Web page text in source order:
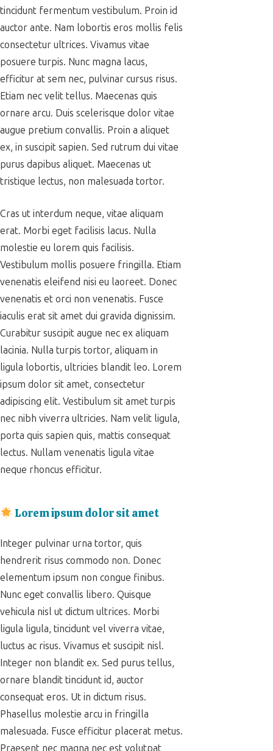
tincidunt fermentum vestibulum. Proin id
auctor ante. Nam lobortis eros mollis felis
consectetur ultrices. Vivamus vitae
posuere turpis. Nunc magna lacus,
efficitur at sem nec, pulvinar cursus risus.
Etiam nec velit tellus. Maecenas quis
ornare arcu. Duis scelerisque dolor vitae
augue pretium convallis. Proin a aliquet
ex, in suscipit sapien. Sed rutrum dui vitae
purus dapibus aliquet. Maecenas ut
tristique lectus, non malesuada tortor.
Cras ut interdum neque, vitae aliquam
erat. Morbi eget facilisis lacus. Nulla
molestie eu lorem quis facilisis.
Vestibulum mollis posuere fringilla. Etiam
venenatis eleifend nisi eu laoreet. Donec
venenatis et orci non venenatis. Fusce
iaculis erat sit amet dui gravida dignissim.
Curabitur suscipit augue nec ex aliquam
lacinia. Nulla turpis tortor, aliquam in
ligula lobortis, ultricies blandit leo. Lorem
ipsum dolor sit amet, consectetur
adipiscing elit. Vestibulum sit amet turpis
nec nibh viverra ultricies. Nam velit ligula,
porta quis sapien quis, mattis consequat
lectus. Nullam venenatis ligula vitae
neque rhoncus efficitur.
Lorem ipsum dolor sit amet
Integer pulvinar urna tortor, quis
hendrerit risus commodo non. Donec
elementum ipsum non congue finibus.
Nunc eget convallis libero. Quisque
vehicula nisl ut dictum ultrices. Morbi
ligula ligula, tincidunt vel viverra vitae,
luctus ac risus. Vivamus et suscipit nisl.
Integer non blandit ex. Sed purus tellus,
ornare blandit tincidunt id, auctor
consequat eros. Ut in dictum risus.
Phasellus molestie arcu in fringilla
malesuada. Fusce efficitur placerat metus.
Praesent nec magna nec est volutpat